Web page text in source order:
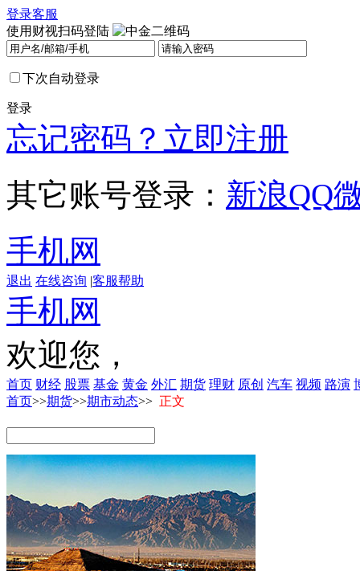
登录客服
使用财视扫码登陆
下次自动登录
登录
忘记密码？ 立即注册
其它账号登录： 新浪QQ
手机网
退出 在线咨询 |客服帮助
手机网
欢迎您，
首页 财经 股票 基金 黄金 外汇 期货 理财 原创 汽车 视频 路演
首页>>期货>>期市动态>> 正文